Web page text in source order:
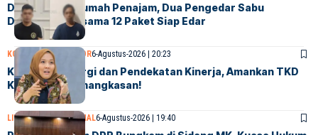
Digerebek di Rumah Penajam, Dua Pengedar Sabu
Ditangkap Bersama 12 Paket Siap Edar
KOLOM KONTRIBUTOR6-Agustus-2026 | 20:23
Kokohkan Sinergi dan Pendekatan Kinerja, Amankan TKD
Kaltim dari Pemangkasan!
LINGKUNGANNASIONAL6-Agustus-2026 | 19:40